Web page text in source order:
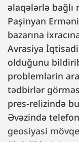
əlaqələrlə bağlı
Paşinyan
bazarına
Avrasiya
olduğunu
problemlərin
tədbirlər
pres-relizində
Əvəzində
geosiyasi